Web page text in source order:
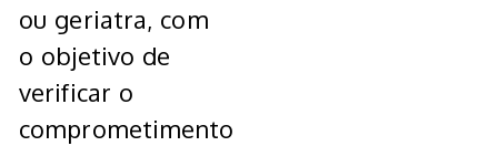
ou geriatra, com
o objetivo de
verificar o
comprometimento